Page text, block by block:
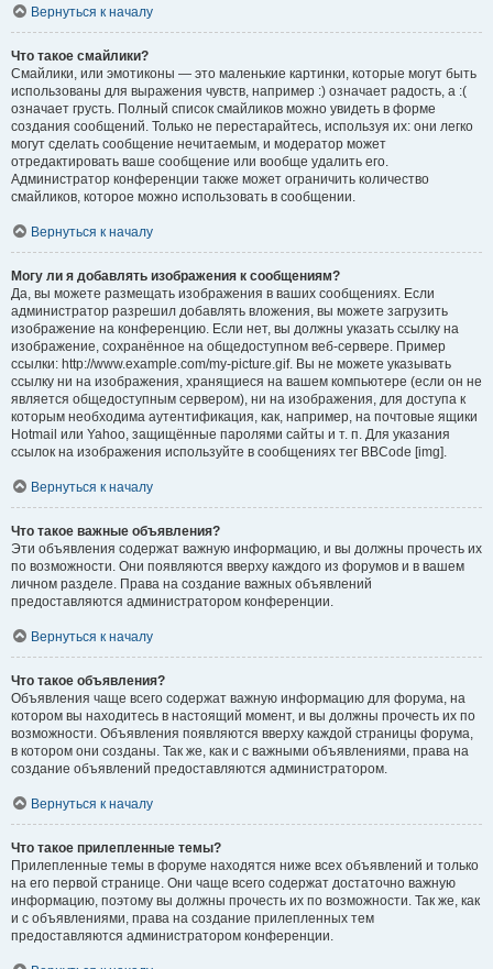
Вернуться к началу
Что такое смайлики?
Смайлики, или эмотиконы — это маленькие картинки, которые могут быть
использованы для выражения чувств, например :) означает радость, а :(
означает грусть. Полный список смайликов можно увидеть в форме
создания сообщений. Только не перестарайтесь, используя их: они легко
могут сделать сообщение нечитаемым, и модератор может
отредактировать ваше сообщение или вообще удалить его.
Администратор конференции также может ограничить количество
смайликов, которое можно использовать в сообщении.
Вернуться к началу
Могу ли я добавлять изображения к сообщениям?
Да, вы можете размещать изображения в ваших сообщениях. Если
администратор разрешил добавлять вложения, вы можете загрузить
изображение на конференцию. Если нет, вы должны указать ссылку на
изображение, сохранённое на общедоступном веб-сервере. Пример
ссылки: http://www.example.com/my-picture.gif. Вы не можете указывать
ссылку ни на изображения, хранящиеся на вашем компьютере (если он не
является общедоступным сервером), ни на изображения, для доступа к
которым необходима аутентификация, как, например, на почтовые ящики
Hotmail или Yahoo, защищённые паролями сайты и т. п. Для указания
ссылок на изображения используйте в сообщениях тег BBCode [img].
Вернуться к началу
Что такое важные объявления?
Эти объявления содержат важную информацию, и вы должны прочесть их
по возможности. Они появляются вверху каждого из форумов и в вашем
личном разделе. Права на создание важных объявлений
предоставляются администратором конференции.
Вернуться к началу
Что такое объявления?
Объявления чаще всего содержат важную информацию для форума, на
котором вы находитесь в настоящий момент, и вы должны прочесть их по
возможности. Объявления появляются вверху каждой страницы форума,
в котором они созданы. Так же, как и с важными объявлениями, права на
создание объявлений предоставляются администратором.
Вернуться к началу
Что такое прилепленные темы?
Прилепленные темы в форуме находятся ниже всех объявлений и только
на его первой странице. Они чаще всего содержат достаточно важную
информацию, поэтому вы должны прочесть их по возможности. Так же, как
и с объявлениями, права на создание прилепленных тем
предоставляются администратором конференции.